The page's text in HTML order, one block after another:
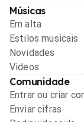
Músicas
Em alta
Estilos musicais
Novidades
Videos
Comunidade
Entrar ou criar
Enviar cifras